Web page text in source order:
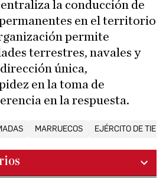
la conducción de
en el territorio
permite
terrestres, navales y
única,
en la toma de
en la respuesta.
MARRUECOS EJÉRCITO DE